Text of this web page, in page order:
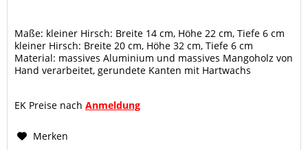
Maße: kleiner Hirsch: Breite 14 cm, Höhe 22 cm, Tiefe 6 cm
kleiner Hirsch: Breite 20 cm, Höhe 32 cm, Tiefe 6 cm
Material: massives Aluminium und massives Mangoholz von
Hand verarbeitet, gerundete Kanten mit Hartwachs
EK Preise nachAnmeldung
Merken